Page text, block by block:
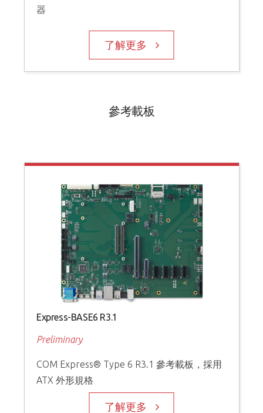
器
了解更多
參考載板
Express-BASE6 R3.1
Preliminary
COM Express® Type 6 R3.1 參考載板，採用
ATX 外形規格
了解更多